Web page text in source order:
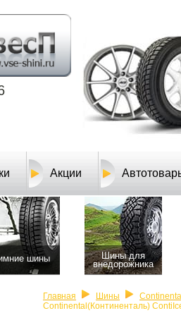
Акции
шины
Шины для
внедорожника
Главная Шины
Continental(Континенталь)